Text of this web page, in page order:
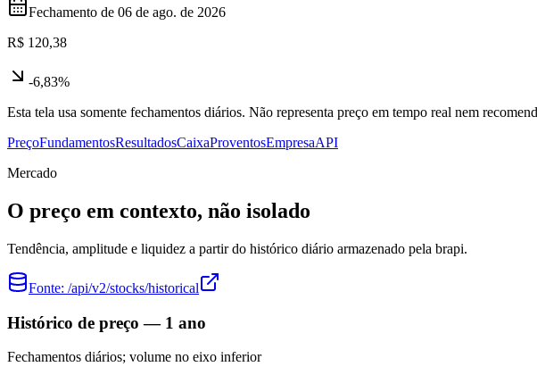
Fechamento de 06 de ago. de 2026
R$ 120,38
-6,83%
Esta tela usa somente fechamentos diários. Não representa preço em tempo real nem
PreçoFundamentosResultadosCaixaProventosEmpresaAPI
Mercado
O preço em contexto, não isolado
Tendência, amplitude e liquidez a partir do histórico diário armazenado pela brapi.
Fonte: /api/v2/stocks/historical
Histórico de preço — 1 ano
Fechamentos diários; volume no eixo inferior